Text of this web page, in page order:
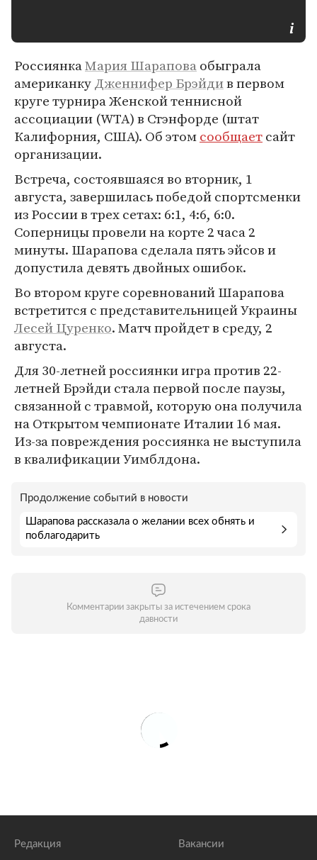
РоссиянкаМария Шараповаобыграла
американкуДженнифер Брэйдив первом
круге турнира Женской теннисной
ассоциации (WTA) в Стэнфорде (штат
Калифорния, США). Об этомсообщаетсайт
организации.
Встреча, состоявшаяся во вторник, 1
августа, завершилась победой спортсменки
из России в трех сетах: 6:1, 4:6, 6:0.
Соперницы провели на корте 2 часа 2
минуты. Шарапова сделала пять эйсов и
допустила девять двойных ошибок.
Во втором круге соревнований Шарапова
встретится с представительницей Украины
Лесей Цуренко. Матч пройдет в среду, 2
августа.
Для 30-летней россиянки игра против 22-
летней Брэйди стала первой после паузы,
связанной с травмой, которую она получила
на Открытом чемпионате Италии 16 мая.
Из-за повреждения россиянка не выступила
в квалификации Уимблдона.
Продолжение событий в новости
Шарапова рассказала о желании всех обнять и
поблагодарить
Комментарии закрыты за истечением срока
давности
Редакция Вакансии